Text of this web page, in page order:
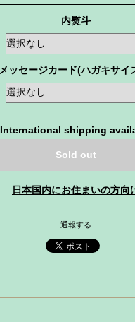
内熨斗
メッセージカード(ハガキサイ
International shipping
Sold out
日本国内にお住まいの方向
通報する